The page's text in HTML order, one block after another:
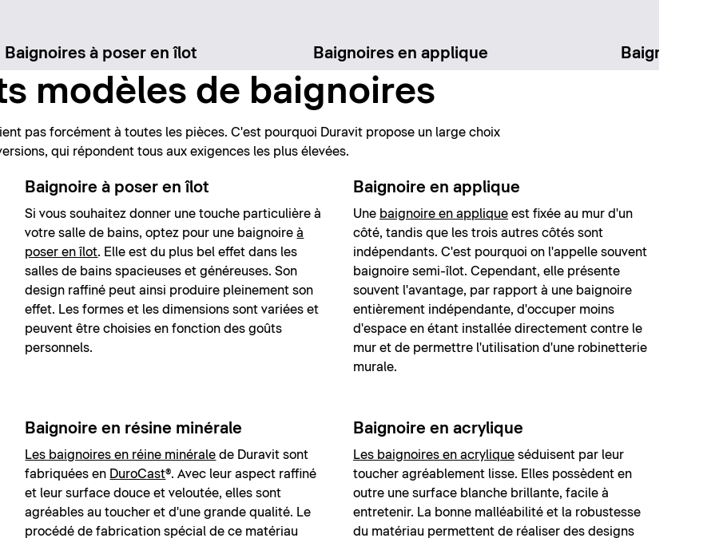
Baignoires à poser en îlot Baignoires en applique Baignoires
modèles de baignoires
pas forcément à toutes les pièces. C'est pourquoi Duravit propose un large choix
qui répondent tous aux exigences les plus élevées.
Baignoire à poser en îlot
Si vous souhaitez donner une touche particulière à
votre salle de bains, optez pour une baignoireà
poser en îlot. Elle est du plus bel effet dans les
salles de bains spacieuses et généreuses. Son
design raffiné peut ainsi produire pleinement son
effet. Les formes et les dimensions sont variées et
peuvent être choisies en fonction des goûts
personnels.
Baignoire en applique
Une baignoire en applique est fixée au mur d'un
côté, tandis que les trois autres côtés sont
indépendants. C'est pourquoi on l'appelle souvent
baignoire semi-îlot. Cependant, elle présente
souvent l'avantage, par rapport à une baignoire
entièrement indépendante, d'occuper moins
d'espace en étant installée directement contre le
mur et de permettre l'utilisation d'une robinetterie
murale.
Baignoire en résine minérale
Les baignoires en réine minérale de Duravit sont
fabriquées en DuroCast®. Avec leur aspect raffiné
et leur surface douce et veloutée, elles sont
agréables au toucher et d'une grande qualité. Le
procédé de fabrication spécial de ce matériau
Baignoire en acrylique
Les baignoires en acrylique séduisent par leur
toucher agréablement lisse. Elles possèdent en
outre une surface blanche brillante, facile à
entretenir. La bonne malléabilité et la robustesse
du matériau permettent de réaliser des designs